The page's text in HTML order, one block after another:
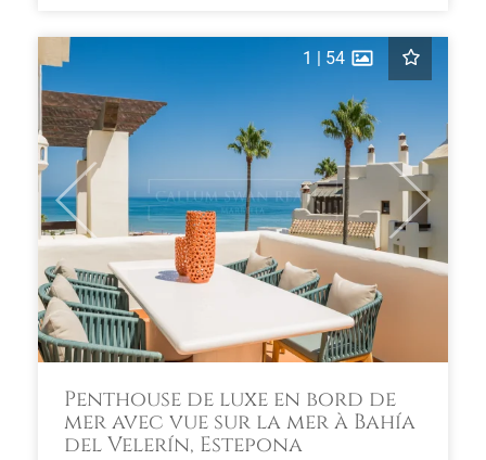
Previous Next
1 | 54
Penthouse de luxe en bord de
mer avec vue sur la mer à Bahía
del Velerín, Estepona